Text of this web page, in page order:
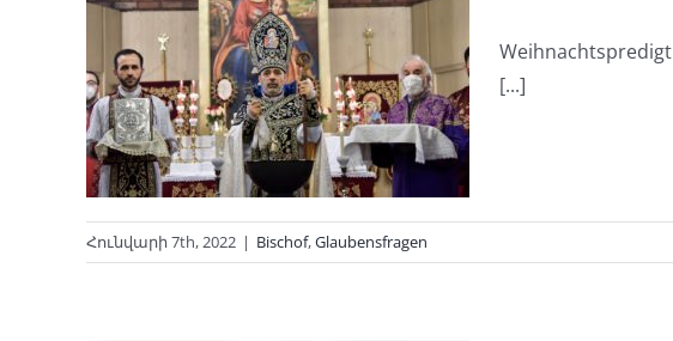
[...]
Հունվարի 7th, 2022 | Bischof,Glaubensfragen